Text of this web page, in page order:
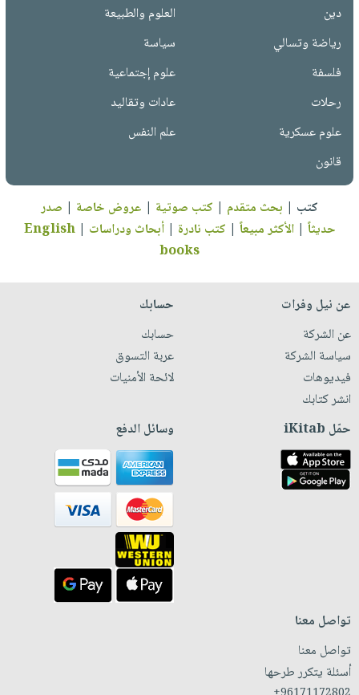
دين
العلوم والطبيعة
رياضة وتسالي
سياسة
فلسفة
علوم إجتماعية
رحلات
عادات وتقاليد
علوم عسكرية
علم النفس
قانون
كتب | بحث متقدم | كتب صوتية | عروض خاصة | صدر
حديثاً |الأكثر مبيعاً | كتب نادرة |أبحاث ودراسات |
English
books
عن نيل وفرات
عن الشركة
سياسة الشركة
فيديوهات
انشر كتابك
حسابك
حسابك
عربة التسوق
لائحة الأمنيات
حمّل iKitab وسائل الدفع
تواصل معنا
تواصل معنا
أسئلة يتكرر طرحها